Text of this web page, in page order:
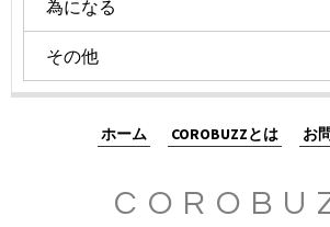
為になる
その他
ホーム COROBUZZとは お